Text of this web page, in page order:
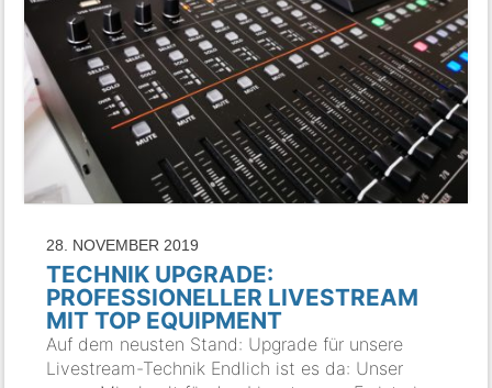
28. NOVEMBER 2019
TECHNIK UPGRADE:
PROFESSIONELLER LIVESTREAM
MIT TOP EQUIPMENT
Auf dem neusten Stand: Upgrade für unsere
Livestream-Technik Endlich ist es da: Unser